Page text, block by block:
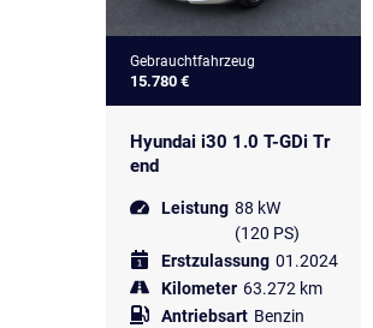
Gebrauchtfahrzeug
15.780 €
Hyundai i30 1.0 T-GDi Tr
end
Leistung 88 kW
(120 PS)
Erstzulassung 01.2024
Kilometer 63.272 km
Antriebsart Benzin